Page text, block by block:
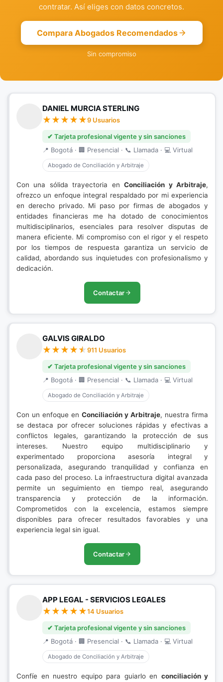
contratar. Así eliges con datos concretos.
Compara Abogados Recomendados
Sin compromiso
DANIEL MURCIA STERLING
9 Usuarios
✔ Tarjeta profesional vigente y sin sanciones
📍 Bogotá · 🏢 Presencial · 📞 Llamada · 💻 Virtual
Abogado de Conciliación y Arbitraje
Con una sólida trayectoria enConciliación y Arbitraje,
ofrezco un enfoque integral respaldado por mi experiencia
en derecho privado. Mi paso por firmas de abogados y
entidades financieras me ha dotado de conocimientos
multidisciplinarios, esenciales para resolver disputas de
manera eficiente. Mi compromiso con el rigor y el respeto
por los tiempos de respuesta garantiza un servicio de
calidad, abordando sus inquietudes con profesionalismo y
dedicación.
Contactar
GALVIS GIRALDO
911 Usuarios
✔ Tarjeta profesional vigente y sin sanciones
📍 Bogotá · 🏢 Presencial · 📞 Llamada · 💻 Virtual
Abogado de Conciliación y Arbitraje
Con un enfoque en Conciliación y Arbitraje, nuestra firma
se destaca por ofrecer soluciones rápidas y efectivas a
conflictos legales, garantizando la protección de sus
intereses. Nuestro equipo multidisciplinario y
experimentado proporciona asesoría integral y
personalizada, asegurando tranquilidad y confianza en
cada paso del proceso. La infraestructura digital avanzada
permite un seguimiento en tiempo real, asegurando
transparencia y protección de la información.
Comprometidos con la excelencia, estamos siempre
disponibles para ofrecer resultados favorables y una
experiencia legal sin igual.
Contactar
APP LEGAL - SERVICIOS LEGALES
14 Usuarios
✔ Tarjeta profesional vigente y sin sanciones
📍 Bogotá · 🏢 Presencial · 📞 Llamada · 💻 Virtual
Abogado de Conciliación y Arbitraje
Confíe en nuestro equipo para guiarlo en conciliación y